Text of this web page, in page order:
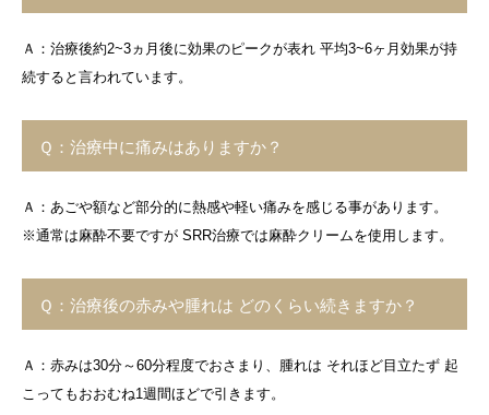
Ａ：治療後約2~3ヵ月後に効果のピークが表れ 平均3~6ヶ月効果が持
続すると言われています。
Ｑ：治療中に痛みはありますか？
Ａ：あごや額など部分的に熱感や軽い痛みを感じる事があります。
※通常は麻酔不要ですが SRR治療では麻酔クリームを使用します。
Ｑ：治療後の赤みや腫れは どのくらい続きますか？
Ａ：赤みは30分～60分程度でおさまり、腫れは それほど目立たず 起
こってもおおむね1週間ほどで引きます。